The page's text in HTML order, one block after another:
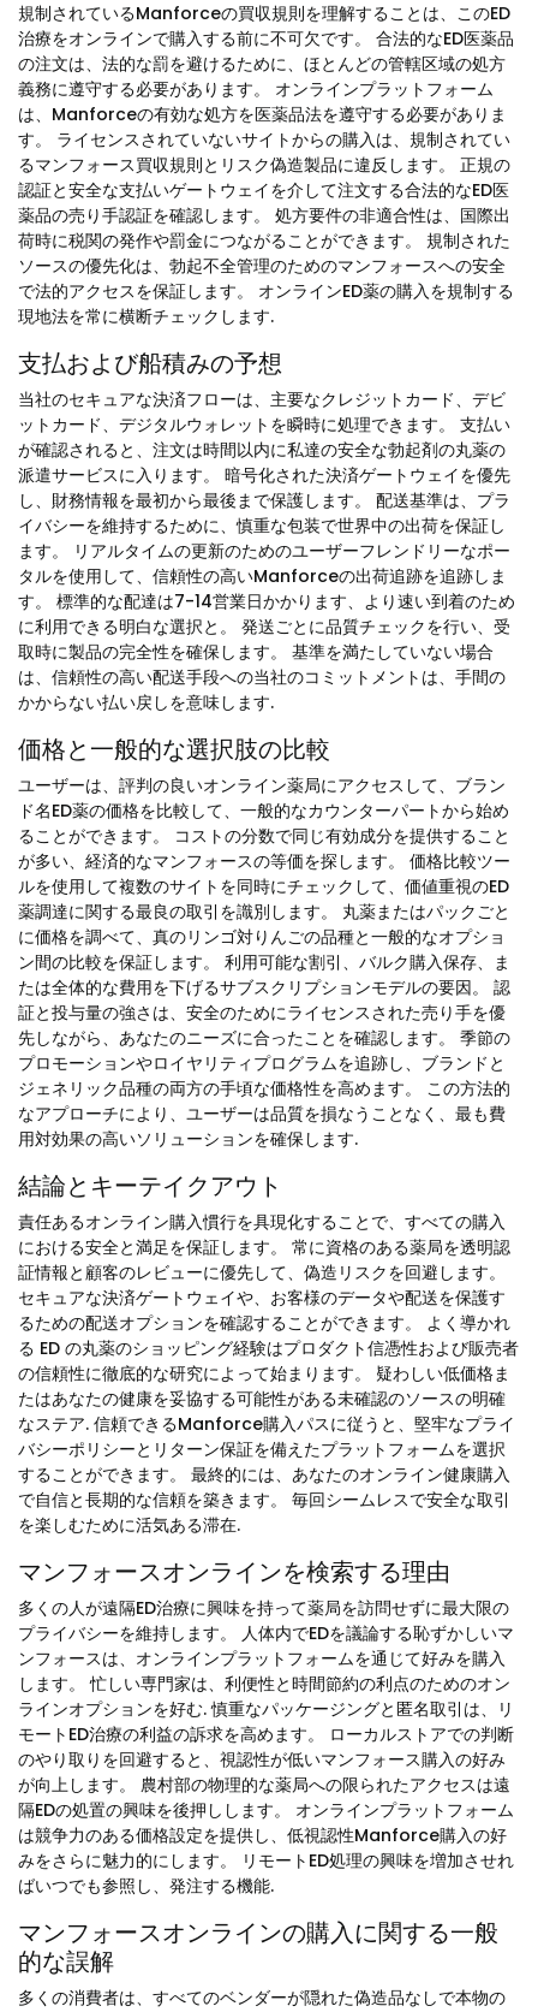
規制されているManforceの買収規則を理解することは、このED
治療をオンラインで購入する前に不可欠です。 合法的なED医薬品
の注文は、法的な罰を避けるために、ほとんどの管轄区域の処方
義務に遵守する必要があります。 オンラインプラットフォーム
は、Manforceの有効な処方を医薬品法を遵守する必要がありま
す。 ライセンスされていないサイトからの購入は、規制されてい
るマンフォース買収規則とリスク偽造製品に違反します。 正規の
認証と安全な支払いゲートウェイを介して注文する合法的なED医
薬品の売り手認証を確認します。 処方要件の非適合性は、国際出
荷時に税関の発作や罰金につながることができます。 規制された
ソースの優先化は、勃起不全管理のためのマンフォースへの安全
で法的アクセスを保証します。 オンラインED薬の購入を規制する
現地法を常に横断チェックします.
支払および船積みの予想
当社のセキュアな決済フローは、主要なクレジットカード、デビ
ットカード、デジタルウォレットを瞬時に処理できます。 支払い
が確認されると、注文は時間以内に私達の安全な勃起剤の丸薬の
派遣サービスに入ります。 暗号化された決済ゲートウェイを優先
し、財務情報を最初から最後まで保護します。 配送基準は、プラ
イバシーを維持するために、慎重な包装で世界中の出荷を保証し
ます。 リアルタイムの更新のためのユーザーフレンドリーなポー
タルを使用して、信頼性の高いManforceの出荷追跡を追跡しま
す。 標準的な配達は7-14営業日かかります、より速い到着のため
に利用できる明白な選択と。 発送ごとに品質チェックを行い、受
取時に製品の完全性を確保します。 基準を満たしていない場合
は、信頼性の高い配送手段への当社のコミットメントは、手間の
かからない払い戻しを意味します.
価格と一般的な選択肢の比較
ユーザーは、評判の良いオンライン薬局にアクセスして、ブラン
ド名ED薬の価格を比較して、一般的なカウンターパートから始め
ることができます。 コストの分数で同じ有効成分を提供すること
が多い、経済的なマンフォースの等価を探します。 価格比較ツー
ルを使用して複数のサイトを同時にチェックして、価値重視のED
薬調達に関する最良の取引を識別します。 丸薬またはパックごと
に価格を調べて、真のリンゴ対りんごの品種と一般的なオプショ
ン間の比較を保証します。 利用可能な割引、バルク購入保存、ま
たは全体的な費用を下げるサブスクリプションモデルの要因。 認
証と投与量の強さは、安全のためにライセンスされた売り手を優
先しながら、あなたのニーズに合ったことを確認します。 季節の
プロモーションやロイヤリティプログラムを追跡し、ブランドと
ジェネリック品種の両方の手頃な価格性を高めます。 この方法的
なアプローチにより、ユーザーは品質を損なうことなく、最も費
用対効果の高いソリューションを確保します.
結論とキーテイクアウト
責任あるオンライン購入慣行を具現化することで、すべての購入
における安全と満足を保証します。 常に資格のある薬局を透明認
証情報と顧客のレビューに優先して、偽造リスクを回避します。
セキュアな決済ゲートウェイや、お客様のデータや配送を保護す
るための配送オプションを確認することができます。 よく導かれ
る ED の丸薬のショッピング経験はプロダクト信憑性および販売者
の信頼性に徹底的な研究によって始まります。 疑わしい低価格ま
たはあなたの健康を妥協する可能性がある未確認のソースの明確
なステア. 信頼できるManforce購入パスに従うと、堅牢なプライ
バシーポリシーとリターン保証を備えたプラットフォームを選択
することができます。 最終的には、あなたのオンライン健康購入
で自信と長期的な信頼を築きます。 毎回シームレスで安全な取引
を楽しむために活気ある滞在.
マンフォースオンラインを検索する理由
多くの人が遠隔ED治療に興味を持って薬局を訪問せずに最大限の
プライバシーを維持します。 人体内でEDを議論する恥ずかしいマ
ンフォースは、オンラインプラットフォームを通じて好みを購入
します。 忙しい専門家は、利便性と時間節約の利点のためのオン
ラインオプションを好む. 慎重なパッケージングと匿名取引は、リ
モートED治療の利益の訴求を高めます。 ローカルストアでの判断
のやり取りを回避すると、視認性が低いマンフォース購入の好み
が向上します。 農村部の物理的な薬局への限られたアクセスは遠
隔EDの処置の興味を後押しします。 オンラインプラットフォーム
は競争力のある価格設定を提供し、低視認性Manforce購入の好
みをさらに魅力的にします。 リモートED処理の興味を増加させれ
ばいつでも参照し、発注する機能.
マンフォースオンラインの購入に関する一般
的な誤解
多くの消費者は、すべてのベンダーが隠れた偽造品なしで本物の